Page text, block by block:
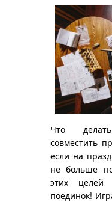
Что
совместить
если на
не больше
этих целей
поединок!